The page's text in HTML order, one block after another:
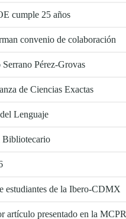
cumple 25 años
convenio de colaboración
Pérez-Grovas
de Ciencias Exactas
Lenguaje
Bibliotecario
estudiantes de la Ibero-CDMX
artículo presentado en la MCPR